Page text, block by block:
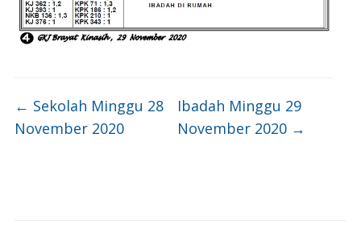
← Sekolah Minggu 28
November 2020
Ibadah Minggu 29
November 2020 →